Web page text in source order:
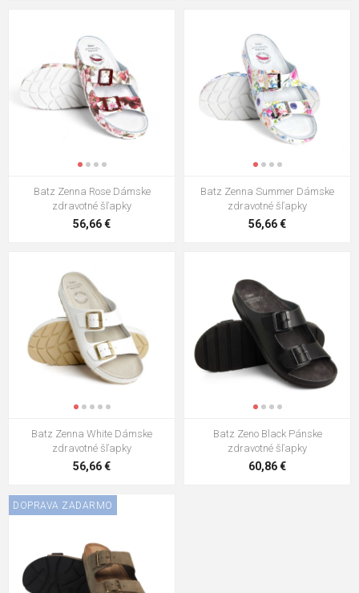
Batz Zenna Rose Dámske
zdravotné šľapky
56,66 €
Batz Zenna Summer Dámske
zdravotné šľapky
56,66 €
Batz Zenna White Dámske
zdravotné šľapky
56,66 €
Batz Zeno Black Pánske
zdravotné šľapky
60,86 €
DOPRAVA ZADARMO